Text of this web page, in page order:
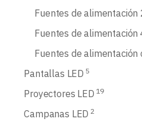
Fuentes de alimentación
Fuentes de alimentación
Fuentes de
Pantallas LED 5
Proyectores LED 19
Campanas LED 2